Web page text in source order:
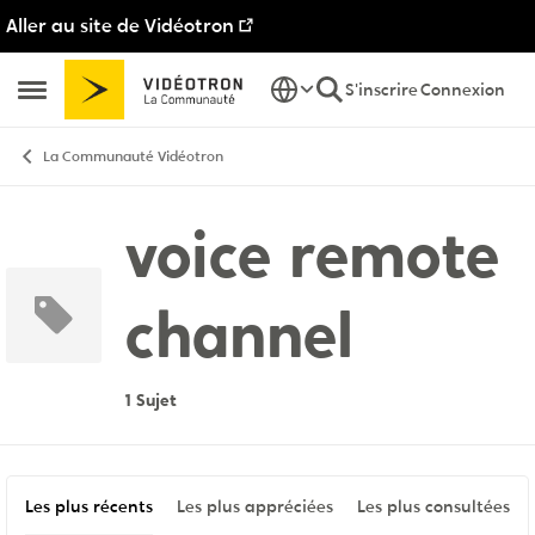
Aller au site de Vidéotron
Ouvrir Menu Latéral
Passer au contenu
S'inscrireConnexion
La Communauté Vidéotron
voice remote
channel
1 Sujet
Les plus récents Les plus appréciées Les plus consultées